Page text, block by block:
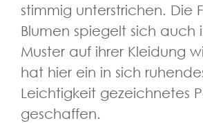
stimmig unterstrichen. Die
Blumen spiegelt sich auch
Muster auf ihrer Kleidung
hat hier ein in sich
Leichtigkeit gezeichnetes
geschaffen.